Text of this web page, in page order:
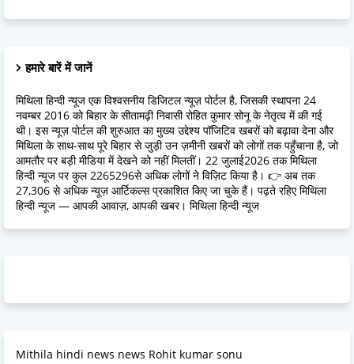
हमारे बारें में जानें
मिथिला हिन्दी न्यूज एक विश्वसनीय डिजिटल न्यूज़ पोर्टल है, जिसकी स्थापना 24
नवम्बर 2016 को बिहार के सीतामढ़ी निवासी रोहित कुमार सोनू के नेतृत्व में की गई
थी। इस न्यूज़ पोर्टल की शुरुआत का मुख्य उद्देश्य पॉजिटिव खबरों को बढ़ावा देना और
मिथिला के साथ-साथ पूरे बिहार से जुड़ी उन ज़मीनी खबरों को लोगों तक पहुँचाना है, जो
आमतौर पर बड़ी मीडिया में देखने को नहीं मिलतीं। 22 जुलाई2026 तक मिथिला
हिन्दी न्यूज पर कुल 2265296से अधिक लोगों ने विज़िट किया है। 👉 अब तक
27,306 से अधिक न्यूज़ आर्टिकल्स प्रकाशित किए जा चुके हैं। पढ़ते रहिए मिथिला
हिन्दी न्यूज — आपकी आवाज़, आपकी खबर। मिथिला हिन्दी न्यूज
Mithila hindi news news Rohit kumar sonu